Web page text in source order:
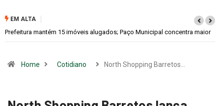
EM ALTA
Colina promove 1º Fórum de Turismo para discutir desenvolvimento
Home Cotidiano North Shopping Barretos…